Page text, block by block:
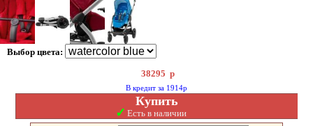
Выбор цвета:
38295 р
В кредит за 1914р
Купить
✓ Есть в наличии